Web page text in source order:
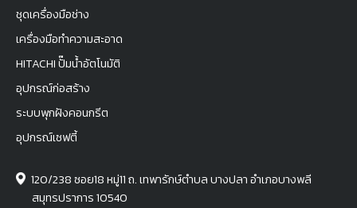
ชุดเครื่องมือช่าง
เครื่องมือทำความสะอาด
HITACHI ปั๊มน้ำอัตโนมัติ
อุปกรณ์ก่อสร้าง
ระบบพุกฝังคอนกรีต
อุปกรณ์เซฟตี้
120/238 ซอย18 หมู่11 ถ. เทพารักษ์ตำบล บางปลา อำเภอบางพลี
สมุทรปราการ 10540